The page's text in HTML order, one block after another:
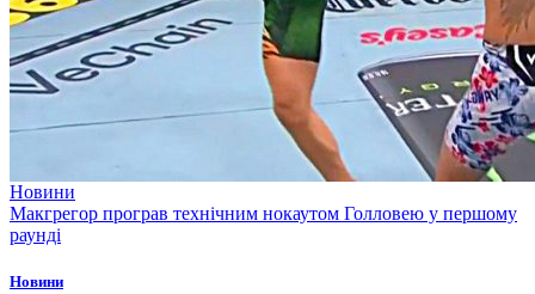
Новини
Макгрегор програв технічним нокаутом Голловею у першому
раунді
Новини